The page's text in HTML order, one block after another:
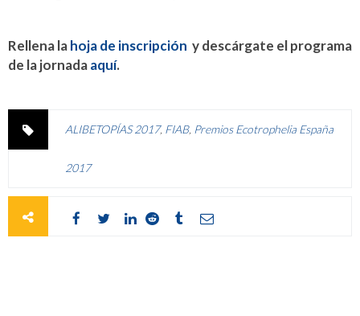
Rellena lahoja de inscripción y descárgate el programa
de la jornadaaquí.
ALIBETOPÍAS 2017, FIAB, Premios Ecotrophelia España
2017